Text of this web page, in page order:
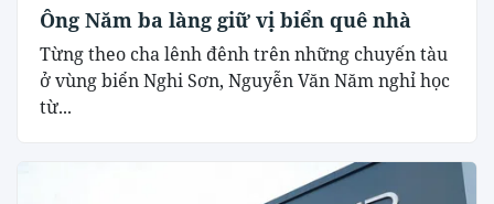
Ông Năm ba làng giữ vị biển quê nhà
Từng theo cha lênh đênh trên những chuyến tàu
ở vùng biển Nghi Sơn, Nguyễn Văn Năm nghỉ học
từ...